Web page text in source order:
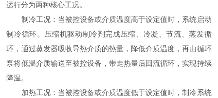
运行分为两种核心工况。
制冷工况：当被控设备或介质温度高于设定值时，系统启动
制冷循环。压缩机驱动制冷剂完成压缩、冷凝、节流、蒸发循
环，通过蒸发器吸收导热介质的热量，降低介质温度，再由循环
泵将低温介质输送至被控设备，带走热量后回流循环，实现持续
降温。
加热工况：当被控设备或介质温度低于设定值时，制冷系统